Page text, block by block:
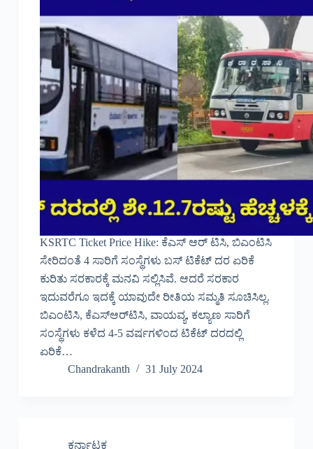
KSRTC Ticket Price Hike: ಕೆಎಸ್ ಆರ್ ಟಿಸಿ, ಬಿಎಂಟಿಸಿ
ಸೇರಿದಂತೆ 4 ಸಾರಿಗೆ ಸಂಸ್ಥೆಗಳು ಬಸ್ ಟಿಕೆಟ್ ದರ ಏರಿಕೆ
ಕುರಿತು ಸರಕಾರಕ್ಕೆ ಮನವಿ ಸಲ್ಲಿಸಿವೆ. ಆದರೆ ಸರಕಾರ
ಇದುವರೆಗೂ ಇದಕ್ಕೆ ಯಾವುದೇ ರೀತಿಯ ಸಮ್ಮತಿ ಸೂಚಿಸಿಲ್ಲ.
ಬಿಎಂಟಿಸಿ, ಕೆಎಸ್‌ಆರ್‌ಟಿಸಿ, ವಾಯವ್ಯ, ಕಲ್ಯಾಣ ಸಾರಿಗೆ
ಸಂಸ್ಥೆಗಳು ಕಳೆದ 4-5 ವರ್ಷಗಳಿಂದ ಟಿಕೆಟ್ ದರದಲ್ಲಿ
ಏರಿಕೆ…
Chandrakanth
31 July 2024
ಕರ್ನಾಟಕ